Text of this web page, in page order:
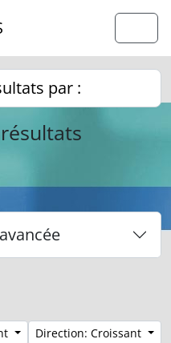
par :
Direction: Croissant